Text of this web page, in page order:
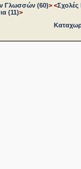
Γλωσσών (60)> <Σχολές
(11)>